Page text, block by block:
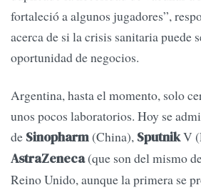
fortaleció a algunos jugadores”,
acerca de si la crisis sanitaria puede
oportunidad de negocios.
Argentina, hasta el momento, solo
unos pocos laboratorios. Hoy se
de Sinopharm(China), SputnikV
AstraZeneca(que son del mismo
Reino Unido, aunque la primera se